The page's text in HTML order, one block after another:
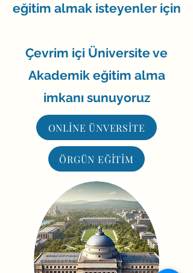
eğitim almak isteyenler için
Çevrim içi Üniversite ve
Akademik eğitim alma
imkanı sunuyoruz
ONLİNE ÜNVERSİTE
ÖRGÜN EĞİTİM